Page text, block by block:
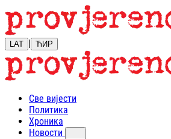
LAT | ЋИР
Све вијести
Политика
Хроника
Новости